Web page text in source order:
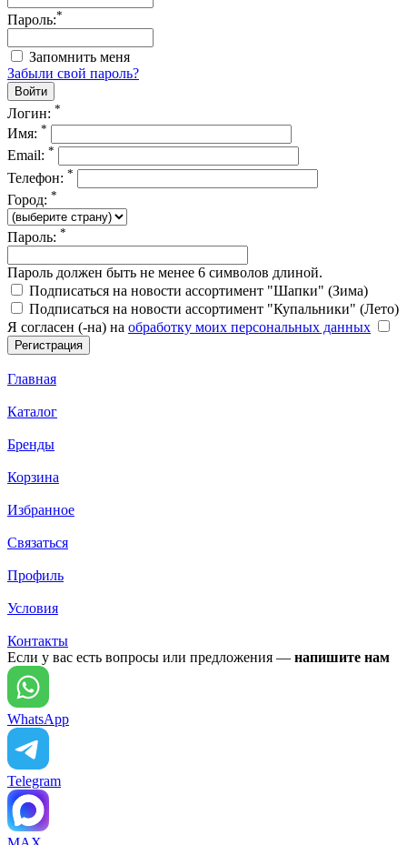
Пароль:*
Запомнить меня
Забыли свой пароль?
Логин: *
Имя: *
Email: *
Телефон: *
Город: *
Пароль: *
Пароль должен быть не менее 6 символов длиной.
Подписаться на новости ассортимент "Шапки" (Зима)
Подписаться на новости ассортимент "Купальники" (Лето)
Я согласен (-на) на обработку моих персональных данных
Главная
Каталог
Бренды
Корзина
Избранное
Связаться
Профиль
Условия
Контакты
Если у вас есть вопросы или предложения — напишите нам
WhatsApp
Telegram